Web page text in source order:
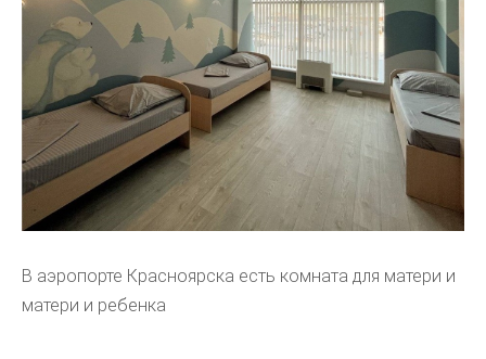
В аэропорте Красноярска есть комната для матери и
матери и ребенка